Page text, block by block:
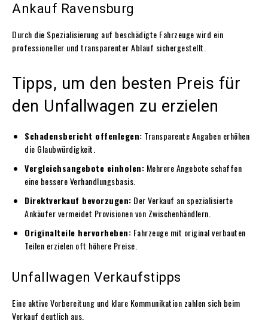
Ankauf Ravensburg
Durch die Spezialisierung auf beschädigte Fahrzeuge wird ein
professioneller und transparenter Ablauf sichergestellt.
Tipps, um den besten Preis für
den Unfallwagen zu erzielen
Schadensbericht offenlegen: Transparente Angaben erhöhen
die Glaubwürdigkeit.
Vergleichsangebote einholen: Mehrere Angebote schaffen
eine bessere Verhandlungsbasis.
Direktverkauf bevorzugen: Der Verkauf an spezialisierte
Ankäufer vermeidet Provisionen von Zwischenhändlern.
Originalteile hervorheben: Fahrzeuge mit original verbauten
Teilen erzielen oft höhere Preise.
Unfallwagen Verkaufstipps
Eine aktive Vorbereitung und klare Kommunikation zahlen sich beim
Verkauf deutlich aus.